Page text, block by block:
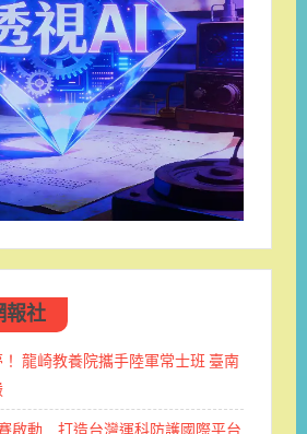
社
龍崎教養院攜手陸軍常士班 ​臺南
啟動 打造台灣運科防護國際平台